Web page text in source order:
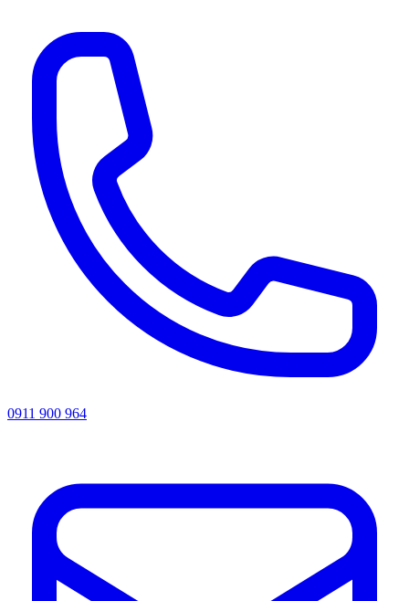
0911 900 964